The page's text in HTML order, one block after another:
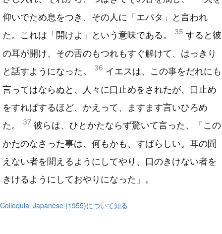
仰いでため息をつき、その人に「エパタ」と言われ
た。これは「開けよ」という意味である。
35 すると彼
の耳が開け、その舌のもつれもすぐ解けて、はっきり
と話すようになった。
36 イエスは、この事をだれにも
言ってはならぬと、人々に口止めをされたが、口止め
をすればするほど、かえって、ますます言いひろめ
た。
37 彼らは、ひとかたならず驚いて言った、「この
かたのなさった事は、何もかも、すばらしい。耳の聞
えない者を聞えるようにしてやり、口のきけない者を
きけるようにしておやりになった」。
Colloquial Japanese (1955)について知る